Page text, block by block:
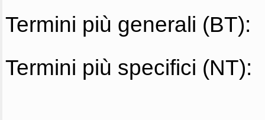
Termini più generali (BT):
Termini più specifici (NT):